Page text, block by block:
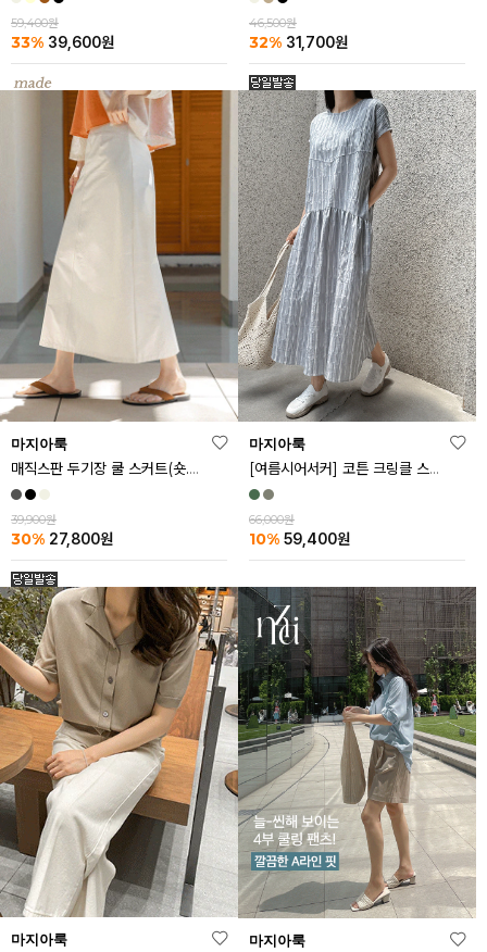
59,400원
33% 39,600원
46,500원
32% 31,700원
마지아룩
매직스판 두기장 쿨 스커트(숏.기본ver)
39,900원
30% 27,800원
마지아룩
[여름시어서커] 코튼 크링클 스트라이프 원피스
66,000원
10% 59,400원
마지아룩 마지아룩